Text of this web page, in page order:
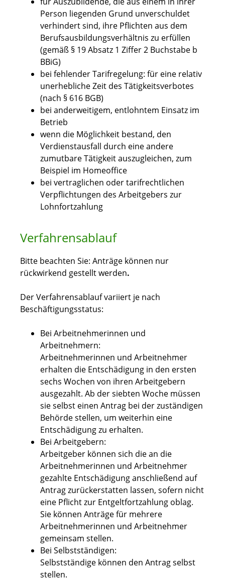
Person liegenden Grund unverschuldet
verhindert sind, ihre Pflichten aus dem
Berufsausbildungsverhältnis zu erfüllen
(gemäß § 19 Absatz 1 Ziffer 2 Buchstabe b
BBiG)
bei fehlender Tarifregelung: für eine relativ
unerhebliche Zeit des Tätigkeitsverbotes
(nach § 616 BGB)
bei anderweitigem, entlohntem Einsatz im
Betrieb
wenn die Möglichkeit bestand, den
Verdienstausfall durch eine andere
zumutbare Tätigkeit auszugleichen, zum
Beispiel im Homeoffice
bei vertraglichen oder tarifrechtlichen
Verpflichtungen des Arbeitgebers zur
Lohnfortzahlung
Verfahrensablauf
Bitte beachten Sie: Anträge können nur
rückwirkend gestellt werden.
Der Verfahrensablauf variiert je nach
Beschäftigungsstatus:
Bei Arbeitnehmerinnen und
Arbeitnehmern:
Arbeitnehmerinnen und Arbeitnehmer
erhalten die Entschädigung in den ersten
sechs Wochen von ihren Arbeitgebern
ausgezahlt. Ab der siebten Woche müssen
sie selbst einen Antrag bei der zuständigen
Behörde stellen, um weiterhin eine
Entschädigung zu erhalten.
Bei Arbeitgebern:
Arbeitgeber können sich die an die
Arbeitnehmerinnen und Arbeitnehmer
gezahlte Entschädigung anschließend auf
Antrag zurückerstatten lassen, sofern nicht
eine Pflicht zur Entgeltfortzahlung oblag.
Sie können Anträge für mehrere
Arbeitnehmerinnen und Arbeitnehmer
gemeinsam stellen.
Bei Selbstständigen:
Selbstständige können den Antrag selbst
stellen.